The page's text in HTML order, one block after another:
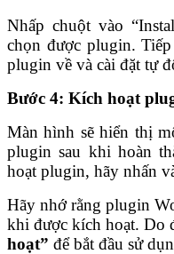
Nhấp chuột vào
chọn được plugin.
plugin về và cài đặt tự
Bước 4: Kích hoạt
Màn hình sẽ hiển thị
plugin sau khi hoàn
hoạt plugin, hãy nhấn
Hãy nhớ rằng plugin
khi được kích hoạt. Do
hoạt” để bắt đầu sử